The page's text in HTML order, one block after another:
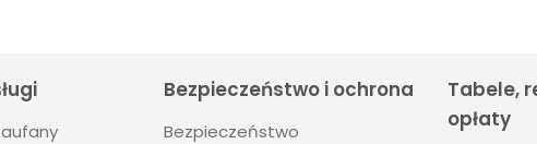
Bezpieczeństwo i ochrona
Bezpieczeństwo
Tabele,
opłaty